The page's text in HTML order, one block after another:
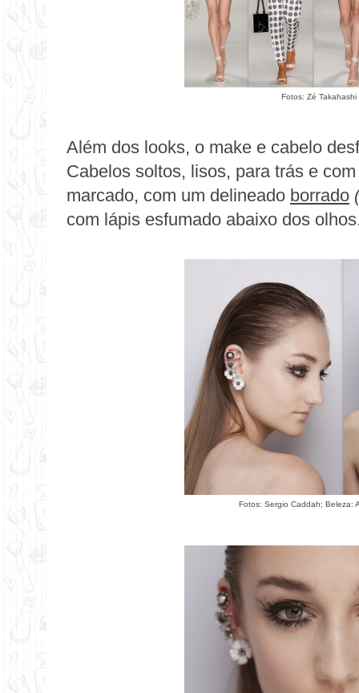
Fotos: Zé
Além dos looks, o make e cabelo
Cabelos soltos, lisos, para trás e
marcado, com um delineado borrado
com lápis esfumado abaixo dos
Fotos: Sergio Caddah; Beleza: